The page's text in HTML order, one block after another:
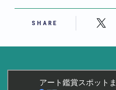
用語解説
作家・作品紹介
SHARE